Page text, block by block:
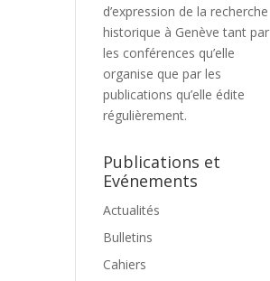
d’expression de la recherche
historique à Genève tant par
les conférences qu’elle
organise que par les
publications qu’elle édite
régulièrement.
Publications et
Evénements
Actualités
Bulletins
Cahiers